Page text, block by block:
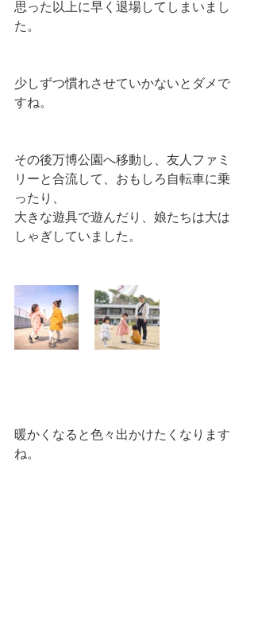
思った以上に早く退場してしまいまし
た。
少しずつ慣れさせていかないとダメで
すね。
その後万博公園へ移動し、友人ファミ
リーと合流して、おもしろ自転車に乗
ったり、
大きな遊具で遊んだり、娘たちは大は
しゃぎしていました。
暖かくなると色々出かけたくなります
ね。